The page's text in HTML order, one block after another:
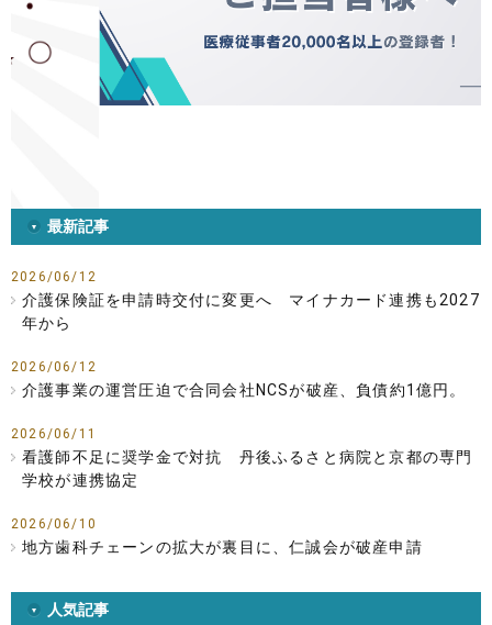
最新記事
2026/06/12
介護保険証を申請時交付に変更へ マイナカード連携も2027
年から
2026/06/12
介護事業の運営圧迫で合同会社NCSが破産、負債約1億円。
2026/06/11
看護師不足に奨学金で対抗 丹後ふるさと病院と京都の専門
学校が連携協定
2026/06/10
地方歯科チェーンの拡大が裏目に、仁誠会が破産申請
人気記事